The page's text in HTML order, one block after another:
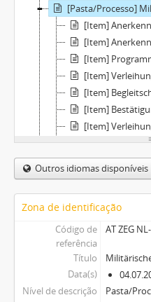
[Pasta/Processo]
[Item]
[Item]
[Item]
[Item]
[Item]
[Item]
[Item]
[Item] 5 Tischreden
[Item]
[Item]
[Item]
[Item]
[Item]
[Item] Reservatbefehl für
[Item]
[Pasta/Processo]
[Pasta/Processo]
Outros idiomas disponíveis
Zona de identificação
Código de
referência
AT ZEG
Título
Data(s)
Nível de descrição
Pasta/